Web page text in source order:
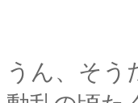
うん、そう